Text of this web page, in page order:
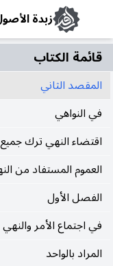
زبدة
قائمة الکتاب
المقصد الثاني
في النواهي
اقتضاء النهي ترك جميع
العموم المستفاد من
الفصل الأول
في اجتماع الأمر والنهي
المراد بالواحد